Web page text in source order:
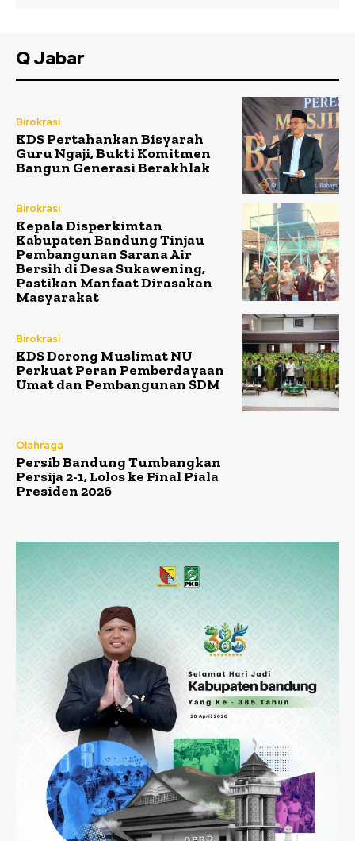
Q Jabar
Birokrasi
KDS Pertahankan Bisyarah
Guru Ngaji, Bukti Komitmen
Bangun Generasi Berakhlak
Birokrasi
Kepala Disperkimtan
Kabupaten Bandung Tinjau
Pembangunan Sarana Air
Bersih di Desa Sukawening,
Pastikan Manfaat Dirasakan
Masyarakat
Birokrasi
KDS Dorong Muslimat NU
Perkuat Peran Pemberdayaan
Umat dan Pembangunan SDM
Olahraga
Persib Bandung Tumbangkan
Persija 2-1, Lolos ke Final Piala
Presiden 2026